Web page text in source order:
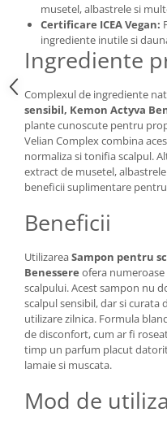
musetel, albastrele si
Certificare ICEA Vegan:
ingrediente inutile si
Ingrediente
Complexul de ingrediente
sensibil, Kemon Actyva
plante cunoscute pentru
Velian Complex combina
normaliza si tonifia scalpul.
extract de musetel,
beneficii suplimentare
Beneficii
UtilizareaSampon pentru
Benessere ofera
scalpului. Acest sampon nu
scalpul sensibil, dar si curata
utilizare zilnica. Formula
de disconfort, cum ar fi
timp un parfum placut
lamaie si muscata.
Mod de